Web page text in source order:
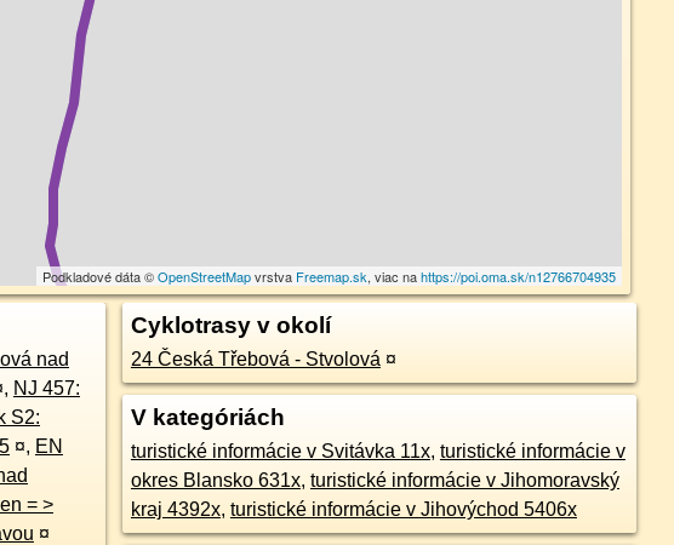
Podkladové dáta ©OpenStreetMapvrstva Freemap.sk, viac nahttps://poi.oma.sk/n12766704935
nad
, NJ 457:
S2:
¤, EN
¤
Cyklotrasy v okolí
24 Česká Třebová - Stvolová ¤
V kategóriách
turistické informácie v Svitávka 11x, turistické informácie v
okres Blansko 631x, turistické informácie v Jihomoravský
kraj 4392x, turistické informácie v Jihovýchod 5406x